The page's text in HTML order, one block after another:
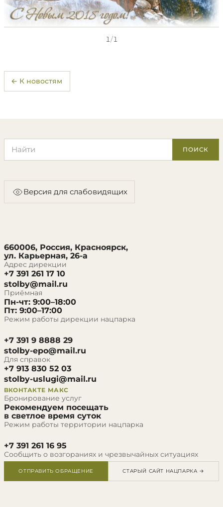
1/1
← К новостям
ПОИСК
Версия для слабовидящих
660006, Россия, Красноярск,
ул. Карьерная, 26-а
Адрес дирекции
+7 391 261 17 10
stolby@mail.ru
Приёмная
Пн-чт: 9:00–18:00
Пт: 9:00–17:00
Режим работы дирекции нацпарка
+7 391 9 8888 29
stolby-epo@mail.ru
Для справок
+7 913 830 52 03
stolby-uslugi@mail.ru
ВКОНТАКТЕ МАКС
Бронирование услуг
Рекомендуем посещать
в светлое время суток
Режим работы территории нацпарка
+7 391 261 16 95
Сообщить о возгораниях и чрезвычайных ситуациях
ОТПРАВИТЬ ОБРАЩЕНИЕ СТАРЫЙ САЙТ НАЦПАРКА →